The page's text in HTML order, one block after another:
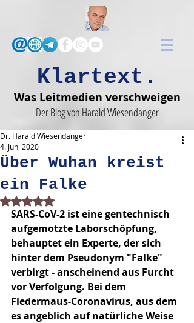
Klartext.
Was Leitmedien verschweigen
Der Blog von Harald Wiesendanger
Über Wuhan kreist
ein Falke
Dr. Harald Wiesendanger
4. Juni 2020
Mit NaN von 5 Sternen bewertet.
SARS-CoV-2 ist eine gentechnisch
aufgemotzte Labor­schöpfung,
behauptet ein Experte, der sich
hinter dem Pseudonym "Falke"
verbirgt - anscheinend aus Furcht
vor Verfolgung. Bei dem
Fledermaus-Corona­virus, aus dem
es angeblich auf natürliche Weise